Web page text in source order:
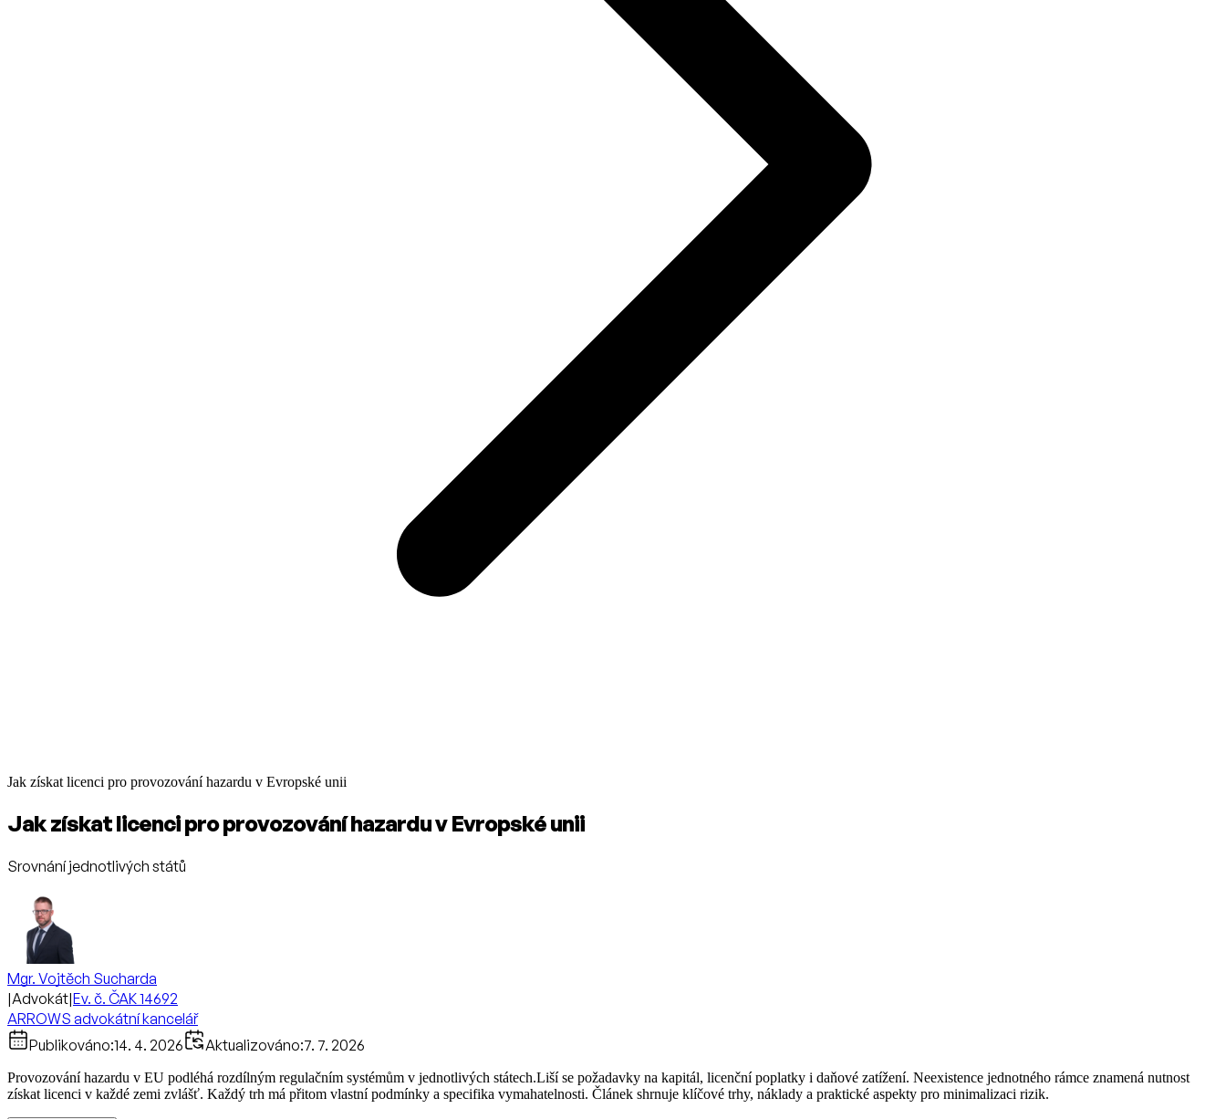
Jak získat licenci pro provozování hazardu v Evropské unii
Jak získat licenci pro provozování hazardu v Evropské unii
Srovnání jednotlivých států
Mgr. Vojtěch Sucharda
|Advokát|Ev. č. ČAK 14692
ARROWS advokátní kancelář
Publikováno:14. 4. 2026 Aktualizováno:7. 7. 2026
Provozování hazardu v EU podléhá rozdílným regulačním systémům v jednotlivých státech.Liší se požadavky na kapitál, licenční poplatky i daňové zatížení. Neexistence jednotného rámce znamená nutnost
získat licenci v každé zemi zvlášť. Každý trh má přitom vlastní podmínky a specifika vymahatelnosti. Článek shrnuje klíčové trhy, náklady a praktické aspekty pro minimalizaci rizik.